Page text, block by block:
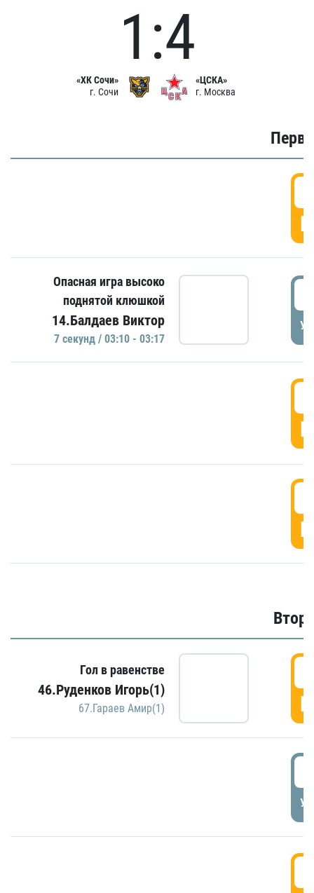
«ХК Сочи»
г. Сочи
1:4
«ЦСКА»
г. Москва
Опасная игра высоко
поднятой клюшкой
14.Балдаев Виктор
7 секунд / 03:10 - 03:17
Гол в равенстве
46.Руденков Игорь(1)
67.Гараев Амир(1)